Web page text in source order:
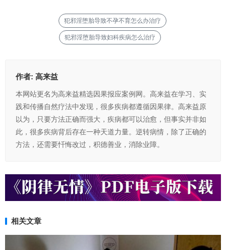
犯邪淫堕胎导致不孕不育怎么办治疗
犯邪淫堕胎导致妇科疾病怎么治疗
作者: 高来益
本网站更名为高来益精选因果报应案例网。高来益在学习、实
践和传播自然疗法中发现，很多疾病都遵循因果律。高来益原
以为，只要方法正确而强大，疾病都可以治愈，但事实并非如
此，很多疾病背后存在一种天道力量。逆转病情，除了正确的
方法，还需要忏悔改过，积德善业，消除业障。
相关文章